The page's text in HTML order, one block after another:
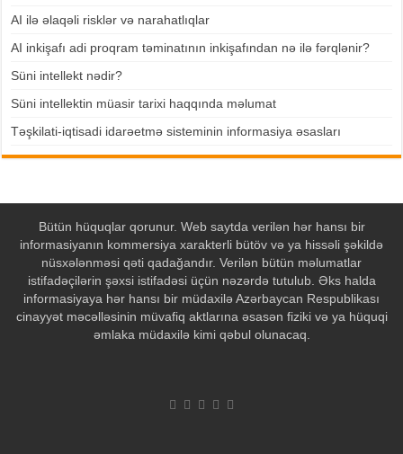
AI ilə əlaqəli risklər və narahatlıqlar
AI inkişafı adi proqram təminatının inkişafından nə ilə fərqlənir?
Süni intellekt nədir?
Süni intellektin müasir tarixi haqqında məlumat
Təşkilati-iqtisadi idarəetmə sisteminin informasiya əsasları
Bütün hüquqlar qorunur. Web saytda verilən hər hansı bir
informasiyanın kommersiya xarakterli bütöv və ya hissəli şəkildə
nüsxələnməsi qəti qadağandır. Verilən bütün məlumatlar
istifadəçilərin şəxsi istifadəsi üçün nəzərdə tutulub. Əks halda
informasiyaya hər hansı bir müdaxilə Azərbaycan Respublikası
cinayyət məcəlləsinin müvafiq aktlarına əsasən fiziki və ya hüquqi
əmlaka müdaxilə kimi qəbul olunacaq.